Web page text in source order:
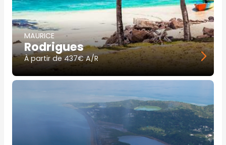
MAURICE
Rodrigues
À partir de437€ A/R
Image